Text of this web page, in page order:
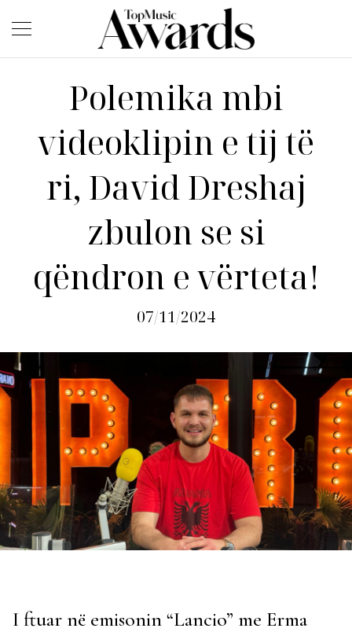
Polemika mbi
videoklipin e tij të
ri, David Dreshaj
zbulon se si
qëndron e vërteta!
07/11/2024
I ftuar në emisonin “Lancio” me Erma